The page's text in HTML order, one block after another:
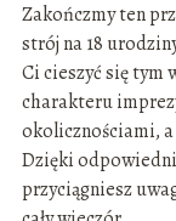
Zakończmy ten
strój na 18
Ci cieszyć się tym
charakteru
okolicznościami, a
Dzięki
przyciągniesz